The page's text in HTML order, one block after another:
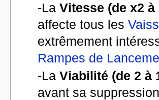
-LaVitesse (de x2 à
affecte tous les
extrêmement
Rampes de
-LaViabilité (de 2 à
avant sa